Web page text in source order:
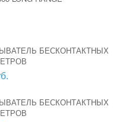
БЕСКОНТАКТНЫХ
БЕСКОНТАКТНЫХ